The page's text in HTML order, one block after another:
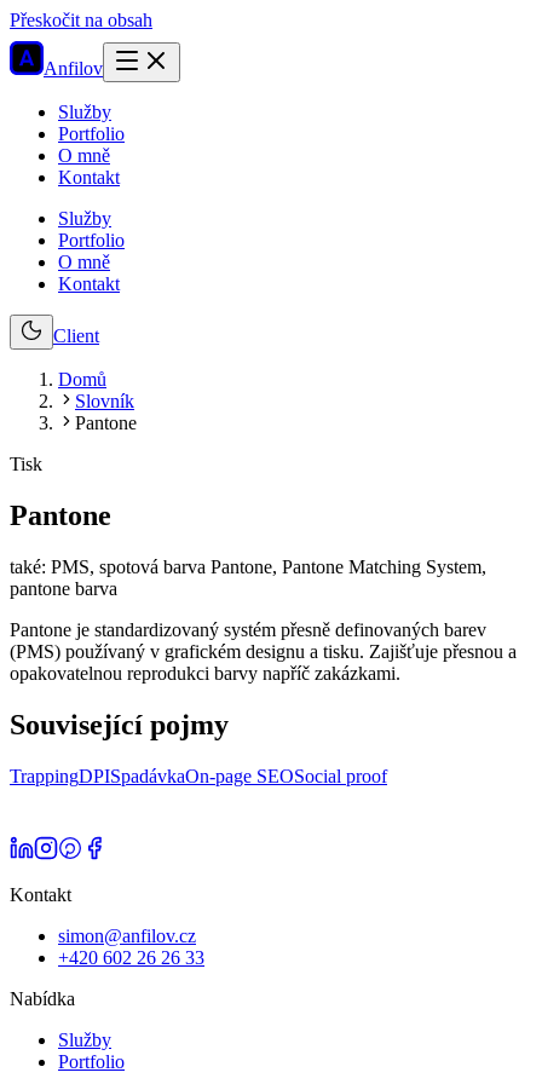
Přeskočit na obsah
Anfilov
Služby
Portfolio
O mně
Kontakt
Služby
Portfolio
O mně
Kontakt
Client
Domů
Slovník
Pantone
Tisk
Pantone
také: PMS, spotová barva Pantone, Pantone Matching System,
pantone barva
Pantone je standardizovaný systém přesně definovaných barev
(PMS) používaný v grafickém designu a tisku. Zajišťuje přesnou a
opakovatelnou reprodukci barvy napříč zakázkami.
Související pojmy
TrappingDPISpadávkaOn-page SEOSocial proof
Kontakt
simon@anfilov.cz
+420 602 26 26 33
Nabídka
Služby
Portfolio